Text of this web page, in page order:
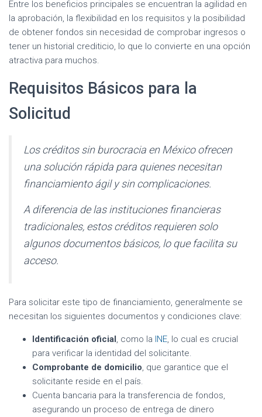
Entre los beneficios principales se encuentran la agilidad en
la aprobación, la flexibilidad en los requisitos y la posibilidad
de obtener fondos sin necesidad de comprobar ingresos o
tener un historial crediticio, lo que lo convierte en una opción
atractiva para muchos.
Requisitos Básicos para la
Solicitud
Los créditos sin burocracia en México ofrecen
una solución rápida para quienes necesitan
financiamiento ágil y sin complicaciones.
A diferencia de las instituciones financieras
tradicionales, estos créditos requieren solo
algunos documentos básicos, lo que facilita su
acceso.
Para solicitar este tipo de financiamiento, generalmente se
necesitan los siguientes documentos y condiciones clave:
Identificación oficial, como la INE, lo cual es crucial
para verificar la identidad del solicitante.
Comprobante de domicilio, que garantice que el
solicitante reside en el país.
Cuenta bancaria para la transferencia de fondos,
asegurando un proceso de entrega de dinero